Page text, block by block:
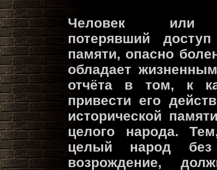
Человек или
потерявший
памяти, опасно
обладает
отчёта в том, к
привести его
исторической
целого народа.
целый народ
возрождение,